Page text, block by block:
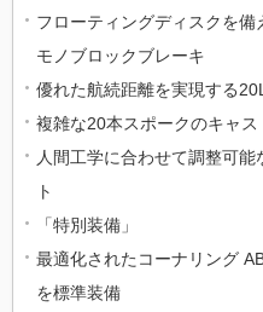
フローティングディスクを
モノブロックブレーキ
優れた航続距離を実現する
複雑な20本スポークのキャス
人間工学に合わせて調整可
ト
「特別装備」
最適化されたコーナリング
を標準装備